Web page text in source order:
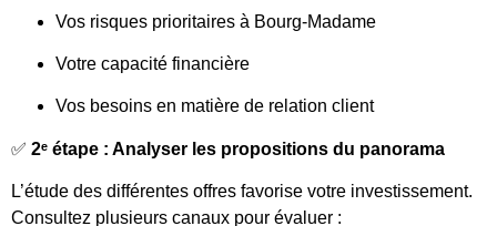
Vos risques prioritaires à Bourg-Madame
Votre capacité financière
Vos besoins en matière de relation client
✅ 2ᵉ étape : Analyser les propositions du panorama
L’étude des différentes offres favorise votre investissement.
Consultez plusieurs canaux pour évaluer :